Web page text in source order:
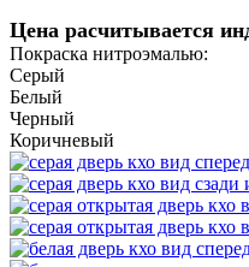
Цена расчитывается
Покраска нитроэмалью:
Серый
Белый
Черный
Коричневый